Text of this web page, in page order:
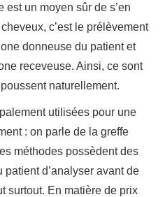
un moyen sûr de s’en
c’est le prélèvement
donneuse du patient et
receveuse. Ainsi, ce sont
naturellement.
utilisées pour une
: on parle de la greffe
méthodes possèdent des
patient d’analyser avant de
surtout. En matière de prix